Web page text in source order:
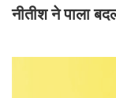
नीतीश ने पाला